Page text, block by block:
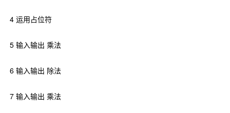
4 运用占位符
5 输入输出 乘法
6 输入输出 除法
7 输入输出 乘法